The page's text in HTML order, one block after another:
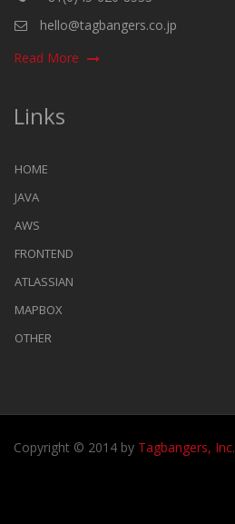
hello@tagbangers.co.jp
Read More
Links
HOME
JAVA
AWS
FRONTEND
ATLASSIAN
MAPBOX
OTHER
Copyright © 2014 by Tagbangers, Inc.